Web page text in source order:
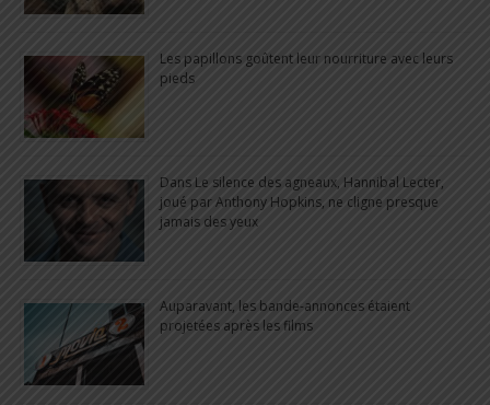
Les papillons goûtent leur nourriture avec leurs
pieds
Dans Le silence des agneaux, Hannibal Lecter,
joué par Anthony Hopkins, ne cligne presque
jamais des yeux
Auparavant, les bande-annonces étaient
projetées après les films